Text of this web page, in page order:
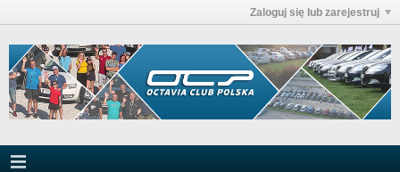
Zaloguj się lub zarejestruj